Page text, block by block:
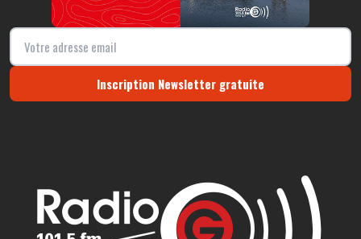
Inscription Newsletter gratuite